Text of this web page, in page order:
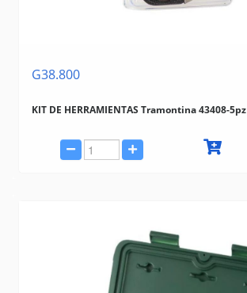
G38.800
KIT DE HERRAMIENTAS Tramontina 43408-5pz